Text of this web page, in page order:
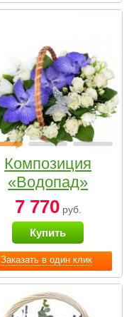
Заказать в один клик
Композиция
«Водопад»
7 770руб.
Купить